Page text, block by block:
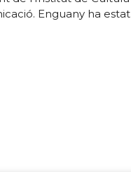
Enguany ha